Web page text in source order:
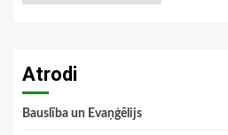
Atrodi
Bauslība un Evaņģēlijs